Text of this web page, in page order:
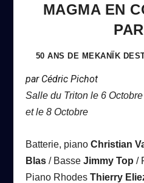
MAGMA EN
50 ANS DE MEKANÏK
par Cédric Pichot
Salle du Triton le 6
et le 8 Octobre
Batterie, pianoChristian
Blas / BasseJimmy Top /
Piano RhodesThierry